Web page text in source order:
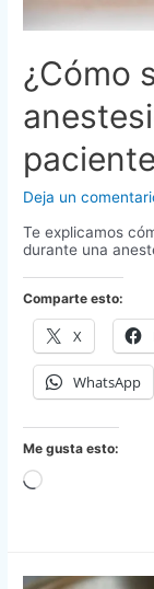
¿Cómo
Deja un
Te explicamos
durante una
Comparte esto:
X
WhatsApp
Me gusta esto:
Cargando...